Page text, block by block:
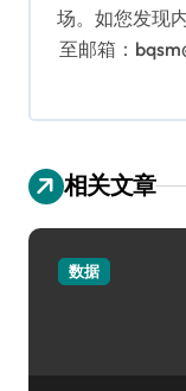
场。如您发现
至邮箱：
相关文章
数据